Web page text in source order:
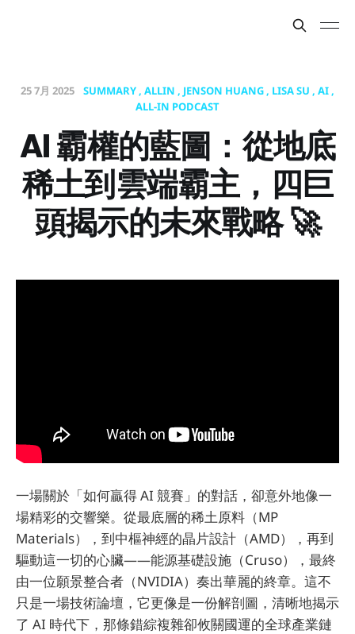
25 7月 2025 SUMMARY ALLIN JENSON HUANG LISA SU
AI
ALL-IN PODCAST
AI 霸權的藍圖：從地底
稀土到雲端霸主，四巨
頭揭示的未來戰略 🚀
一場關於「如何贏得 AI 競賽」的對話，卻意外地像一
場精彩的交響樂。從最底層的稀土原料（MP
Materials），到中樞神經的晶片設計（AMD），再到
驅動這一切的心臟——能源基礎設施（Cruso），最終
由一位願景整合者（NVIDIA）奏出華麗的終章。這不
只是一場技術論壇，它更像是一份解剖圖，清晰地揭示
了 AI 時代下，那條錯綜複雜卻攸關國運的全球產業鏈